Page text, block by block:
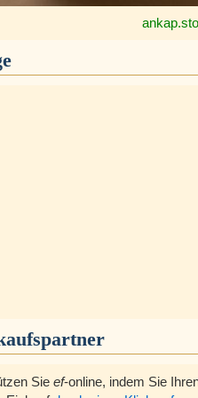
Sie ef-online, indem Sie